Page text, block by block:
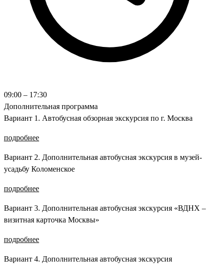
09:00 – 17:30
Дополнительная программа
Вариант 1. Автобусная обзорная экскурсия по г. Москва
подробнее
Вариант 2. Дополнительная автобусная экскурсия в музей-
усадьбу Коломенское
подробнее
Вариант 3. Дополнительная автобусная экскурсия «ВДНХ –
визитная карточка Москвы»
подробнее
Вариант 4. Дополнительная автобусная экскурсия